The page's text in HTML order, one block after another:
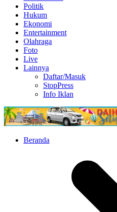
Politik
Hukum
Ekonomi
Entertainment
Olahraga
Foto
Live
Lainnya
Daftar/Masuk
StopPress
Info Iklan
Beranda